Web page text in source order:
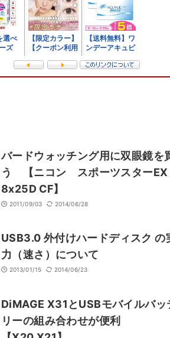
バードウォッチング用に双眼鏡を
う 【ニコン スポーツスターEX
8x25D CF】
2011/09/03 2014/06/28
USB3.0 外付けハードディスク の
力（速さ）について
2013/01/15 2014/06/23
DiMAGE X31とUSBモバイルバッ
リーの組み合わせが便利